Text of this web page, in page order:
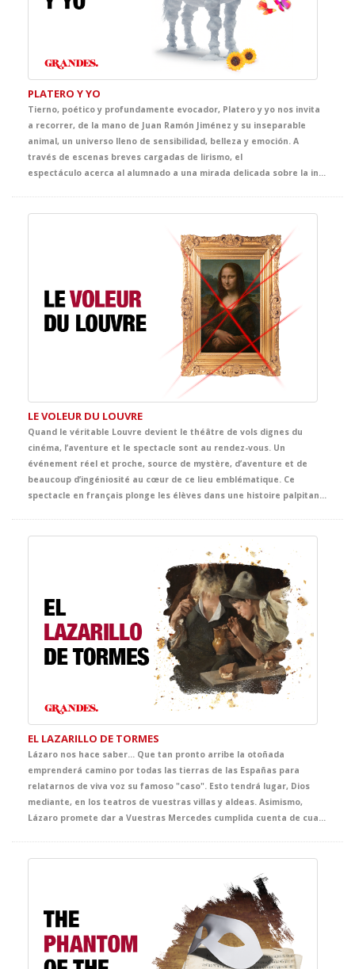
PLATERO Y YO
Tierno, poético y profundamente evocador, Platero y yo nos invita
a recorrer, de la mano de Juan Ramón Jiménez y su inseparable
animal, un universo lleno de sensibilidad, belleza y emoción. A
través de escenas breves cargadas de lirismo, el
espectáculo acerca al alumnado a una mirada delicada sobre la infancia, la naturaleza, la amistad y la vida cotidiana, convirtiendo el escenario en un espacio de asombro, ternura y descubrimiento.
LE VOLEUR DU LOUVRE
Quand le véritable Louvre devient le théâtre de vols dignes du
cinéma, l’aventure et le spectacle sont au rendez-vous. Un
événement réel et proche, source de mystère, d’aventure et de
beaucoup d’ingéniosité au cœur de ce lieu emblématique. Ce
spectacle en français plonge les élèves dans une histoire palpitante d’énigmes, de poursuites, d’humour et de suspects inattendus. Entre œuvres d’art, indices cachés et rebondissements surprenants, la scène se transforme en une grande aventure policière, digne de Tintin lui-même, pleine de rythme et d’émotion.
EL LAZARILLO DE TORMES
Lázaro nos hace saber… Que tan pronto arribe la otoñada
emprenderá camino por todas las tierras de las Españas para
relatarnos de viva voz su famoso "caso". Esto tendrá lugar, Dios
mediante, en los teatros de vuestras villas y aldeas. Asimismo,
Lázaro promete dar a Vuestras Mercedes cumplida cuenta de cuantas fortunas y adversidades le acontecieron, bien es verdad que pocas y breves fueron las primeras y cuantiosas y muy penosas las segundas. Lázaro confía que del conocimiento de tan triste y divertida historia sepan extraer Vuestras Mercedes y, muy principalmente, vuestros discípulos, tanto el buen juicio que les ayude a evitar los malos senderos y los malos compañeros, como la cristiana compasión y la inmerecida generosidad que precisa su muy hambrienta persona. Quedando agradecido de ser considerado dentro del ciclo GRANDES, con tan notables figuras.